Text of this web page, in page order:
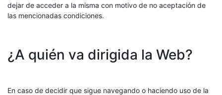
dejar de acceder a la misma con motivo de no aceptación de
las mencionadas condiciones.
¿A quién va dirigida la Web?
En caso de decidir que sigue navegando o haciendo uso de la